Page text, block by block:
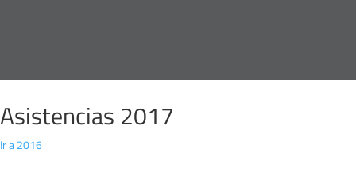
Asistencias 2017
Ir a 2016